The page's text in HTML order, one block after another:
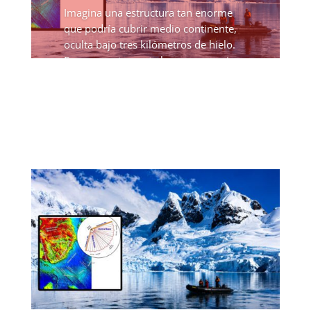
Imagina una estructura tan enorme
que podría cubrir medio continente,
oculta bajo tres kilómetros de hielo.
Eso es exactamente lo que un equipo